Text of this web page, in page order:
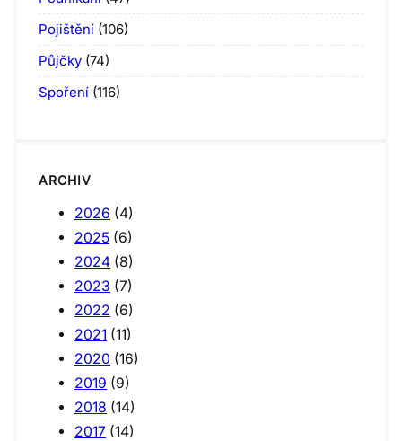
Pojištění (106)
Půjčky (74)
Spoření (116)
ARCHIV
2026 (4)
2025 (6)
2024 (8)
2023 (7)
2022 (6)
2021 (11)
2020 (16)
2019 (9)
2018 (14)
2017 (14)